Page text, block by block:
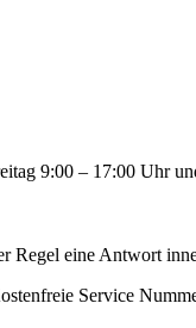
9:00 – 17:00 Uhr
Regel eine Antwort
Service